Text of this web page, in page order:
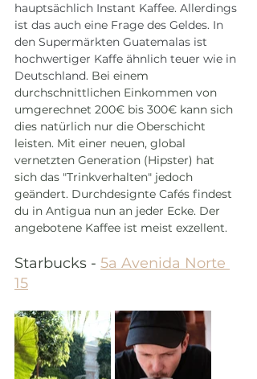
hauptsächlich Instant Kaffee. Allerdings
ist das auch eine Frage des Geldes. In
den Supermärkten Guatemalas ist
hochwertiger Kaffe ähnlich teuer wie in
Deutschland. Bei einem
durchschnittlichen Einkommen von
umgerechnet 200€ bis 300€ kann sich
dies natürlich nur die Oberschicht
leisten. Mit einer neuen, global
vernetzten Generation (Hipster) hat
sich das "Trinkverhalten" jedoch
geändert. Durchdesignte Cafés findest
du in Antigua nun an jeder Ecke. Der
angebotene Kaffee ist meist exzellent.
Starbucks - 5a Avenida Norte
15